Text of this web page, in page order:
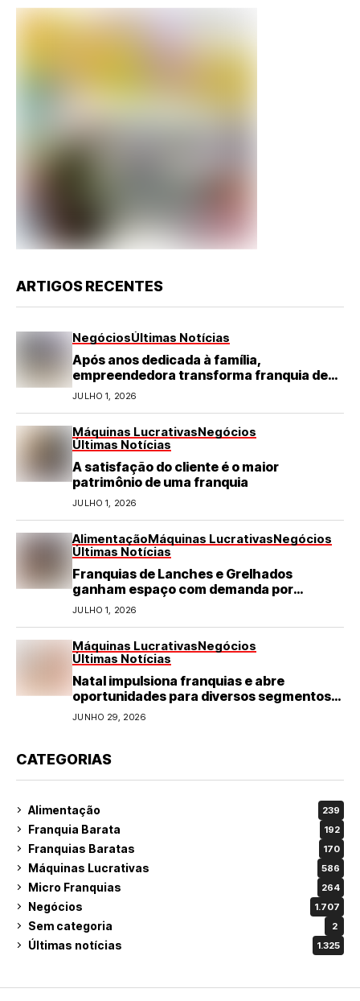
ARTIGOS RECENTES
NegóciosÚltimas Notícias
Após anos dedicada à família,
empreendedora transforma franquia de
turismo em negócio de destaque no RN
JULHO 1, 2026
Máquinas LucrativasNegócios
Últimas Notícias
A satisfação do cliente é o maior
patrimônio de uma franquia
JULHO 1, 2026
AlimentaçãoMáquinas LucrativasNegócios
Últimas Notícias
Franquias de Lanches e Grelhados
ganham espaço com demanda por
refeições rápidas e de qualidade
JULHO 1, 2026
Máquinas LucrativasNegócios
Últimas Notícias
Natal impulsiona franquias e abre
oportunidades para diversos segmentos
do varejo
JUNHO 29, 2026
CATEGORIAS
Alimentação 239
Franquia Barata 192
Franquias Baratas 170
Máquinas Lucrativas 586
Micro Franquias 264
Negócios 1.707
Sem categoria 2
Últimas notícias 1.325